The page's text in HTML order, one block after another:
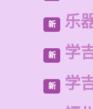
新 乐
新 学
新 学